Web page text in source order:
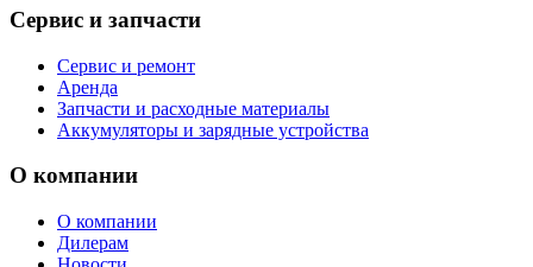
Сервис и запчасти
Сервис и ремонт
Аренда
Запчасти и расходные материалы
Аккумуляторы и зарядные устройства
О компании
О компании
Дилерам